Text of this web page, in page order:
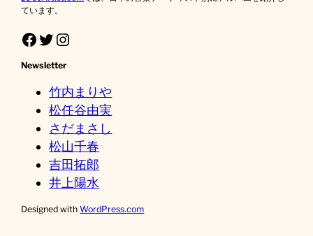
ています。
Facebook Twitter Instagram
Newsletter
竹内まりや
松任谷由実
さだまさし
松山千春
吉田拓郎
井上陽水
Designed withWordPress.com